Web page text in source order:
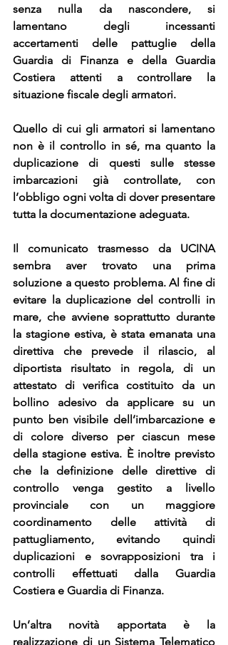
senza nulla da nascondere, si
lamentano degli incessanti
accertamenti delle pattuglie della
Guardia di Finanza e della Guardia
Costiera attenti a controllare la
situazione fiscale degli armatori.
Quello di cui gli armatori si lamentano
non è il controllo in sé, ma quanto la
duplicazione di questi sulle stesse
imbarcazioni già controllate, con
l’obbligo ogni volta di dover presentare
tutta la documentazione adeguata.
Il comunicato trasmesso da UCINA
sembra aver trovato una prima
soluzione a questo problema. Al fine di
evitare la duplicazione del controlli in
mare, che avviene soprattutto durante
la stagione estiva, è stata emanata una
direttiva che prevede il rilascio, al
diportista risultato in regola, di un
attestato di verifica costituito da un
bollino adesivo da applicare su un
punto ben visibile dell’imbarcazione e
di colore diverso per ciascun mese
della stagione estiva. È inoltre previsto
che la definizione delle direttive di
controllo venga gestito a livello
provinciale con un maggiore
coordinamento delle attività di
pattugliamento, evitando quindi
duplicazioni e sovrapposizioni tra i
controlli effettuati dalla Guardia
Costiera e Guardia di Finanza.
Un’altra novità apportata è la
realizzazione di un Sistema Telematico